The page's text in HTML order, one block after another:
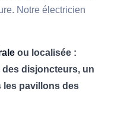
Notre électricien
ou localisée :
disjoncteurs, un
les pavillons des